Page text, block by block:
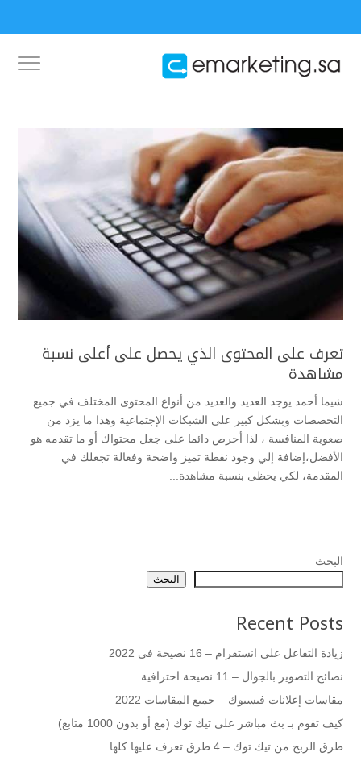
تعرف على المحتوى الذي يحصل على أعلى نسبة
مشاهدة
شيما أحمد يوجد العديد والعديد من أنواع المحتوى المختلف في جميع
التخصصات وبشكل كبير على الشبكات الإجتماعية وهذا ما يزد من
صعوبة المنافسة ، لذا أحرص دائما على جعل محتواك أو ما تقدمه هو
الأفضل،إضافة إلي وجود نقطة تميز واضحة وفعالة تجعلك في
المقدمة، لكي يحظى بنسبة مشاهدة...
البحث
البحث
Recent Posts
زيادة التفاعل على انستقرام – 16 نصيحة في 2022
نصائح التصوير بالجوال – 11 نصيحة احترافية
مقاسات إعلانات فيسبوك – جميع المقاسات 2022
كيف تقوم بـ بث مباشر على تيك توك (مع أو بدون 1000 متابع)
طرق الربح من تيك توك – 4 طرق تعرف عليها كلها